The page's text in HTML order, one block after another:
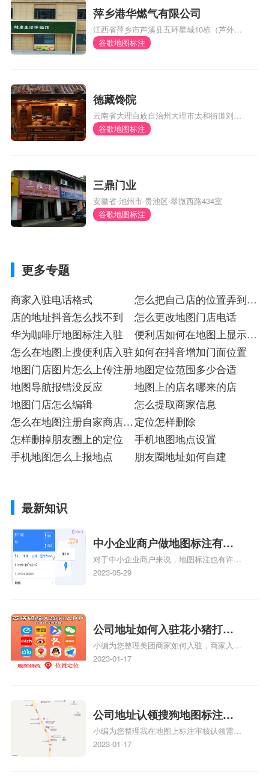
萍乡港华燃气有限公司
江西省萍乡市芦溪县五环星城10栋（芦外和
体育馆对面）
谷歌地图标注
德藏馋院
云南省大理白族自治州大理市太和街道刘官
厂村委会风阳邑村290号
谷歌地图标注
三鼎门业
安徽省-池州市-贵池区-翠微西路434室
谷歌地图标注
更多专题
商家入驻电话格式
怎么把自己店的位置弄到抖
音上
店的地址抖音怎么找不到
怎么更改地图门店电话
华为咖啡厅地图标注入驻
便利店如何在地图上显示注
册
怎么在地图上搜便利店入驻如何在抖音增加门面位置
地图门店图片怎么上传注册地图定位范围多少合适
地图导航报错没反应
地图上的店名哪来的店
地图门店怎么编辑
怎么提取商家信息
怎么在地图注册自家商店入
驻
定位怎样删除
怎样删掉朋友圈上的定位
手机地图地点设置
手机地图怎么上报地点
朋友圈地址如何自建
最新知识
中小企业商户做地图标注有什
么好处
对于中小企业商户来说，地图标注也有许多
好处，包括：提高可见性和曝光率：通过在
位置，增加商户被发现的机会。方便客户导
航：地图标注可以帮助客户更容易地找到商
户的实际位置。特别是对于新客户或不熟悉
该地区的客户来说，地图标注可以提供明确
图标注服务中心面的存在。对于一些客户来
说，实体指路人地
2023-05-29
公司地址如何入驻花小猪打车
地图标记？指路人地图标注服
务中心铺如何入驻花小猪打车
小编为您整理美团商家如何入驻，商家入驻
教程、商家如何入驻地图、如何入驻地:、
2023-01-17
公司地址认领搜狗地图标注多
久审核？公司地址认领地图标
注多久审核？
小编为您整理我在地图上标注审核认领需要
多久、我在地图上标注审核认领需要多久
2023-01-17